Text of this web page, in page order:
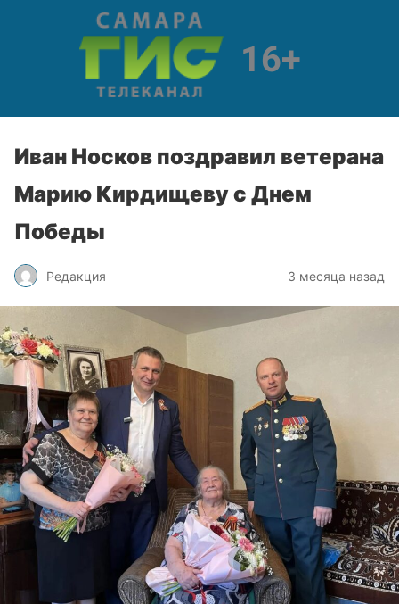
Иван Носков поздравил ветерана
Марию Кирдищеву с Днем
Победы
Редакция 3 месяца назад